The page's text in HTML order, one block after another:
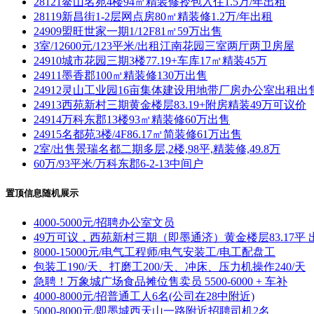
28119新昌街1-2层网点房80㎡精装修1.2万/年出租
24909盟旺世家一期1/12F81㎡59万出售
3室/12600元/123平米/出租江南花园三室两厅两卫房屋
24910城市花园三期3楼77.19+车库17㎡精装45万
24911墨香郡100㎡精装修130万出售
24912灵山工业园16亩集体建设用地带厂房办公室出租出
24913西苑新村三期黄金楼层83.19+附房精装49万可议价
24914万科东郡13楼93㎡精装修60万出售
24915名都苑3楼/4F86.17㎡简装修61万出售
2室/出售景瑞名都二期多层,2楼,98平,精装修,49.8万
60万/93平米/万科东郡6-2-13中间户
置顶信息随机展示
4000-5000元/招聘办公室文员
49万可议，西苑新村三期（即墨通济）黄金楼层83.17平
8000-15000元/电气工程师/电气安装工/电工配盘工
包装工190/天、打磨工200/天、冲床、压力机操作240/天
急聘！万象城广场食品摊位售卖员 5500-6000 + 车补
4000-8000元/招普通工人6名(公司在28中附近)
5000-8000元/即墨城西天山一路附近招聘司机2名